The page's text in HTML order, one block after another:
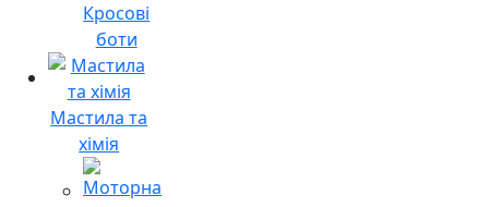
Кросові
боти
Мастила та
хімія